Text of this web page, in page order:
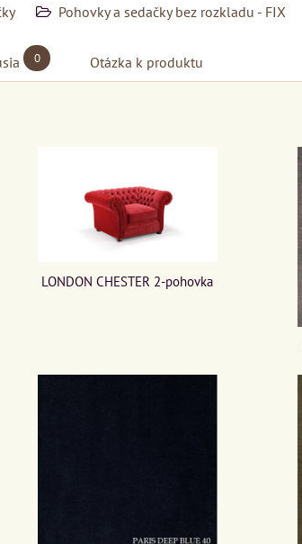
Pohovky a sedačky bez rozkladu - FIX
0 Otázka k produktu
LONDON CHESTER 2-pohovka